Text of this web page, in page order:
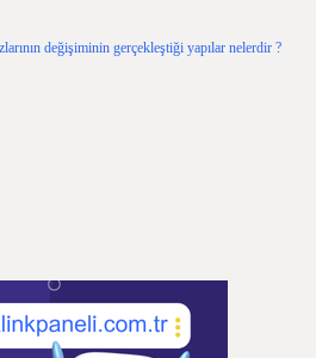
değişiminin gerçekleştiği yapılar nelerdir ?